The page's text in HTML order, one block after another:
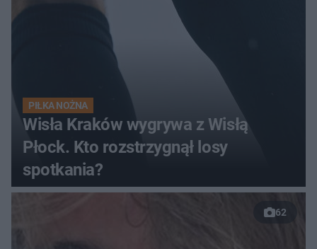
PIŁKA NOŻNA
Wisła Kraków wygrywa z Wisłą
Płock. Kto rozstrzygnął losy
spotkania?
62